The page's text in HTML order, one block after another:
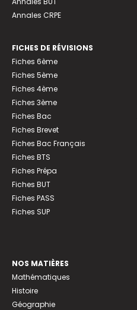
Annales CRPE
FICHES DE RÉVISIONS
Fiches 6ème
Fiches 5ème
Fiches 4ème
Fiches 3ème
Fiches Bac
Fiches Brevet
Fiches Bac Français
Fiches BTS
Fiches Prépa
Fiches BUT
Fiches PASS
Fiches SUP
NOS MATIÈRES
Mathématiques
Histoire
Géographie